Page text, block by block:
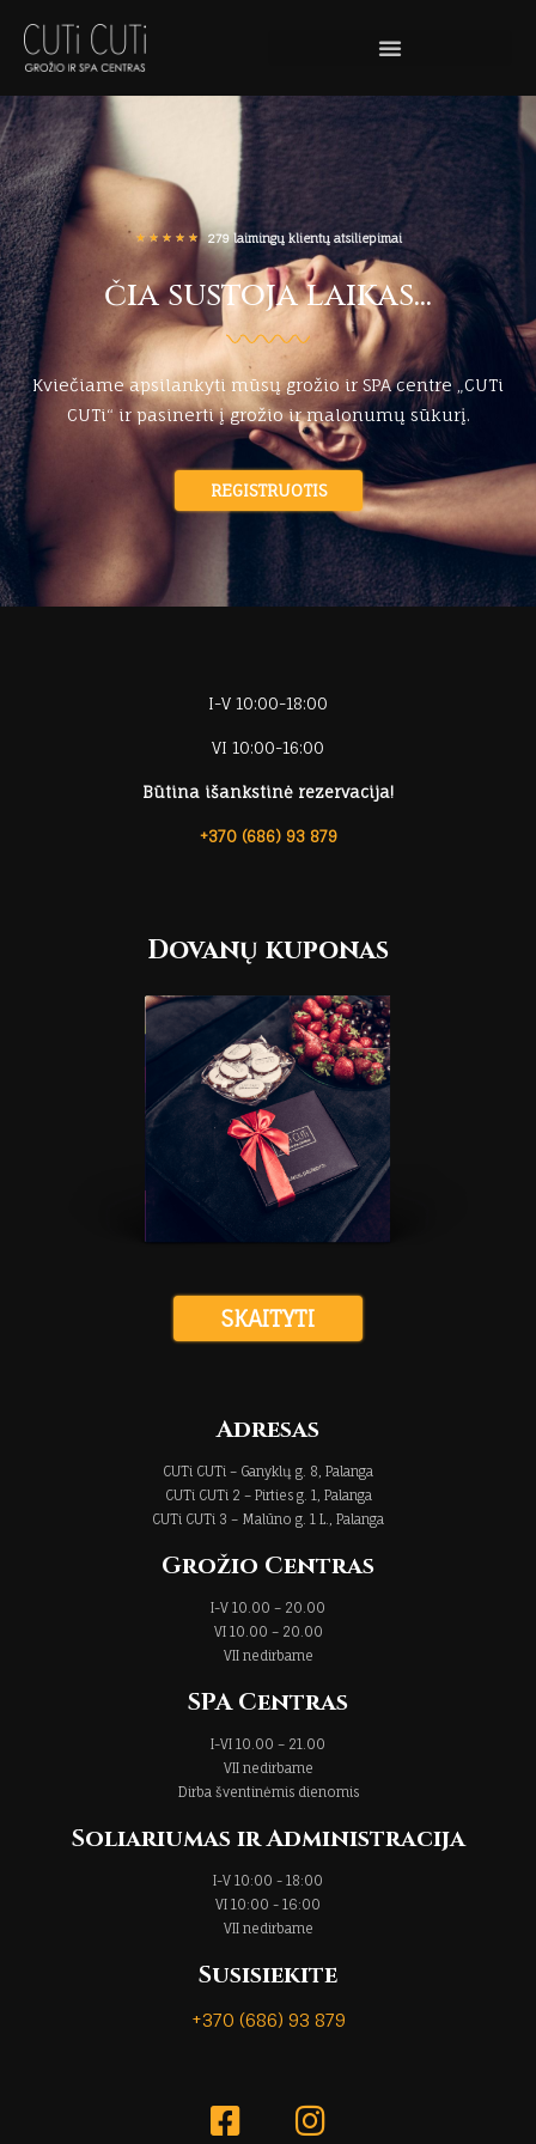
★★ ★ ★ ★ 279 laimingų klientų atsiliepimai
čia sustoja laikas...
Kviečiame apsilankyti mūsų grožio ir SPA centre „CUTi
CUTi“ ir pasinerti į grožio ir malonumų sūkurį.
REGISTRUOTIS
I-V 10:00-18:00
VI 10:00-16:00
Būtina išankstinė rezervacija!
+370 (686) 93 879
Dovanų kuponas
SKAITYTI
Adresas
CUTi CUTi – Ganyklų g. 8, Palanga
CUTi CUTi 2 – Pirties g. 1, Palanga
CUTi CUTi 3 – Malūno g. 1 L., Palanga
Grožio Centras
I-V 10.00 – 20.00
VI 10.00 – 20.00
VII nedirbame
SPA Centras
I-VI 10.00 – 21.00
VII nedirbame
Dirba šventinėmis dienomis
Soliariumas ir Administracija
I-V 10:00 - 18:00
VI 10:00 - 16:00
VII nedirbame
Susisiekite
+370 (686) 93 879